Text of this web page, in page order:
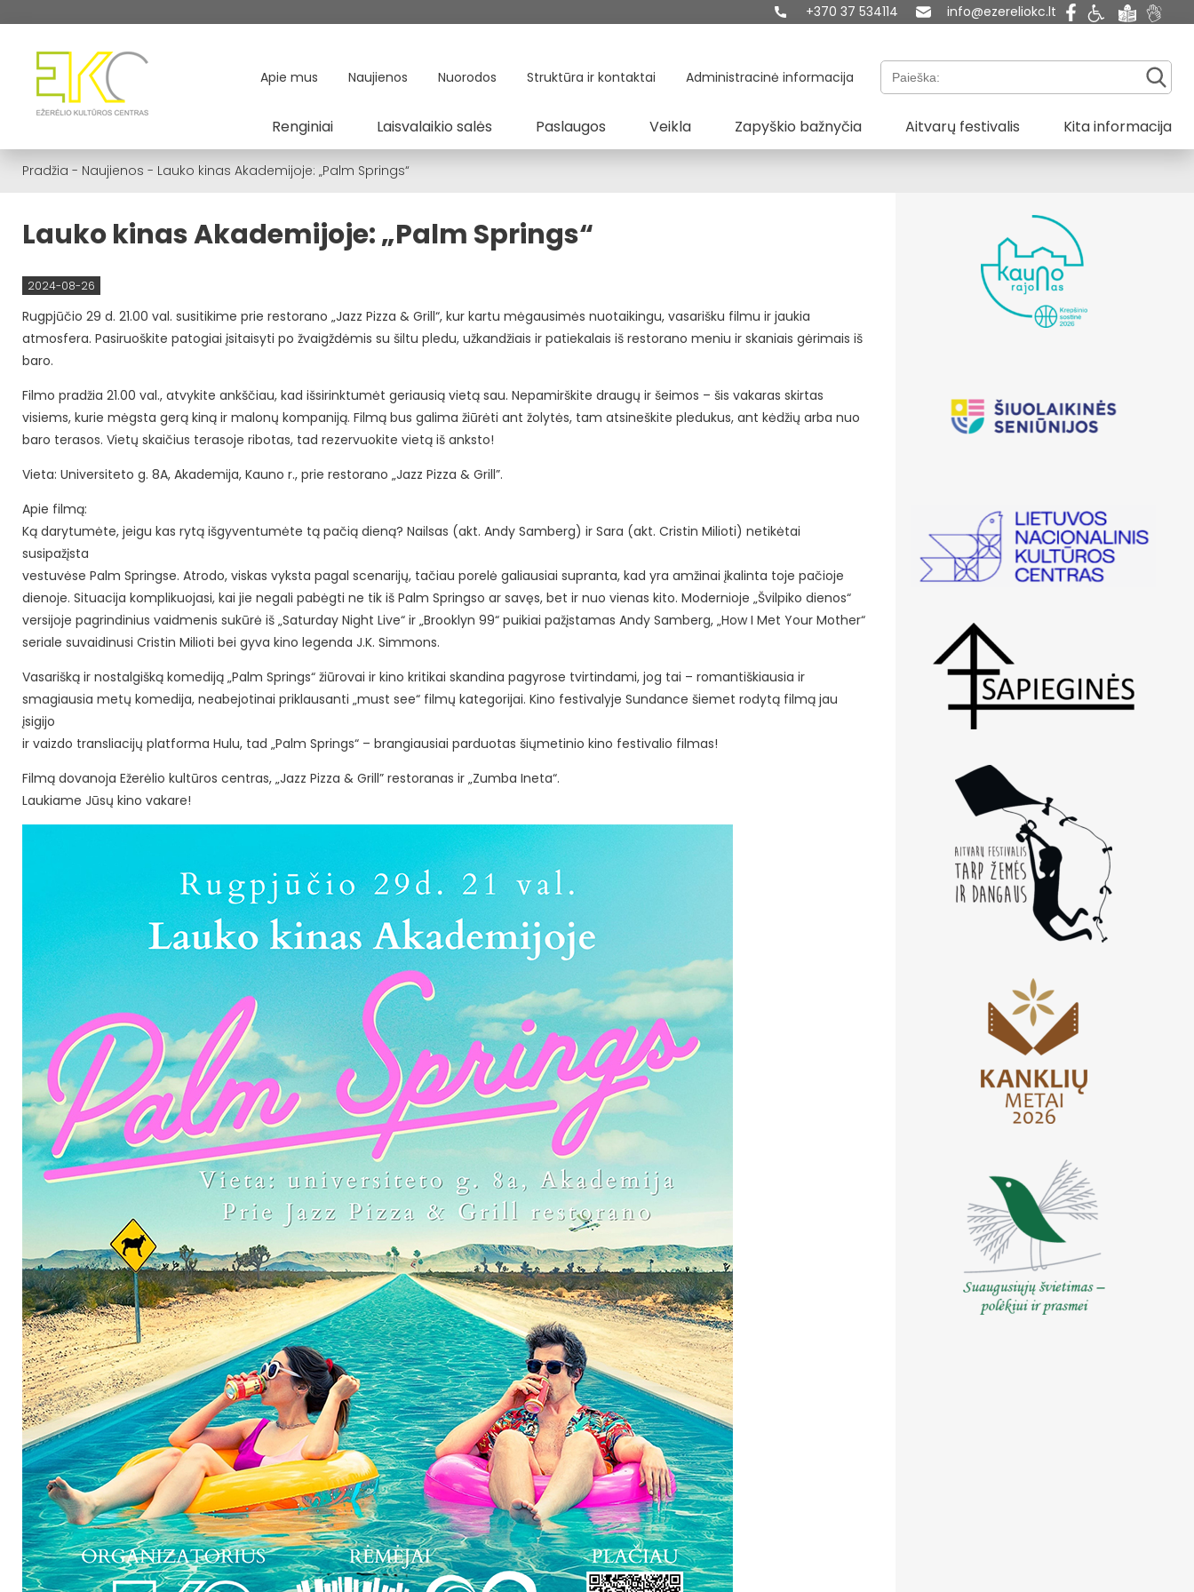
+370 37 534114 info@ezereliokc.lt
Apie mus Naujienos Nuorodos Struktūra ir kontaktai Administracinė informacija Paieška:
Renginiai Laisvalaikio salės Paslaugos Veikla Zapyškio bažnyčia Aitvarų festivalis Kita informacija
Pradžia - Naujienos - Lauko kinas Akademijoje: „Palm Springs“
Lauko kinas Akademijoje: „Palm Springs“
2024-08-26
Rugpjūčio 29 d. 21.00 val. susitikime prie restorano „Jazz Pizza & Grill“, kur kartu mėgausimės nuotaikingu, vasarišku filmu ir jaukia
atmosfera. Pasiruoškite patogiai įsitaisyti po žvaigždėmis su šiltu pledu, užkandžiais ir patiekalais iš restorano meniu ir skaniais gėrimais iš
baro.
Filmo pradžia 21.00 val., atvykite ankščiau, kad išsirinktumėt geriausią vietą sau. Nepamirškite draugų ir šeimos – šis vakaras skirtas
visiems, kurie mėgsta gerą kiną ir malonų kompaniją. Filmą bus galima žiūrėti ant žolytės, tam atsineškite pledukus, ant kėdžių arba nuo
baro terasos. Vietų skaičius terasoje ribotas, tad rezervuokite vietą iš anksto!
Vieta: Universiteto g. 8A, Akademija, Kauno r., prie restorano „Jazz Pizza & Grill”.
Apie filmą:
Ką darytumėte, jeigu kas rytą išgyventumėte tą pačią dieną? Nailsas (akt. Andy Samberg) ir Sara (akt. Cristin Milioti) netikėtai
susipažįsta
vestuvėse Palm Springse. Atrodo, viskas vyksta pagal scenarijų, tačiau porelė galiausiai supranta, kad yra amžinai įkalinta toje pačioje
dienoje. Situacija komplikuojasi, kai jie negali pabėgti ne tik iš Palm Springso ar savęs, bet ir nuo vienas kito. Modernioje „Švilpiko dienos“
versijoje pagrindinius vaidmenis sukūrė iš „Saturday Night Live“ ir „Brooklyn 99“ puikiai pažįstamas Andy Samberg, „How I Met Your Mother“
seriale suvaidinusi Cristin Milioti bei gyva kino legenda J.K. Simmons.
Vasarišką ir nostalgišką komediją „Palm Springs“ žiūrovai ir kino kritikai skandina pagyrose tvirtindami, jog tai – romantiškiausia ir
smagiausia metų komedija, neabejotinai priklausanti „must see“ filmų kategorijai. Kino festivalyje Sundance šiemet rodytą filmą jau
įsigijo
ir vaizdo transliacijų platforma Hulu, tad „Palm Springs“ – brangiausiai parduotas šiųmetinio kino festivalio filmas!
Filmą dovanoja Ežerėlio kultūros centras, „Jazz Pizza & Grill” restoranas ir „Zumba Ineta“.
Laukiame Jūsų kino vakare!